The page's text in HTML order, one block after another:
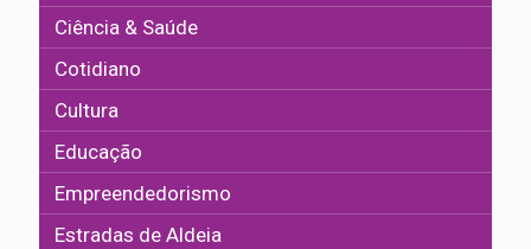
Ciência & Saúde
Cotidiano
Cultura
Educação
Empreendedorismo
Estradas de Aldeia